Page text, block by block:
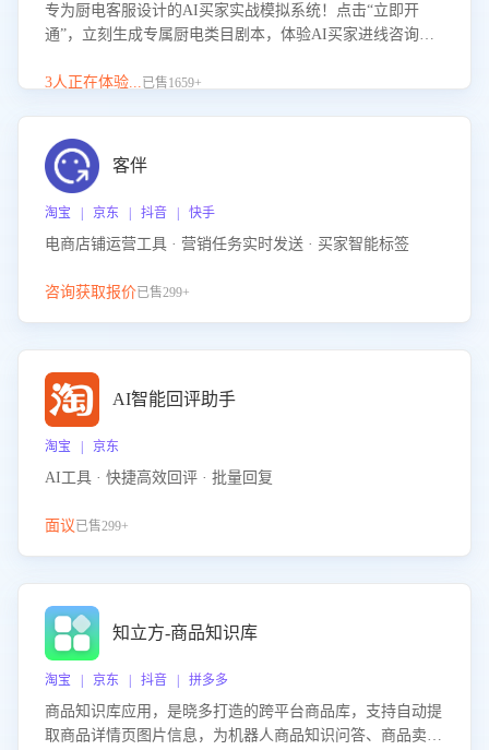
专为厨电客服设计的AI买家实战模拟系统！点击“立即开
通”，立刻生成专属厨电类目剧本，体验AI买家进线咨询真
实场景应对技巧！
3人正在体验...已售1659+
客伴
淘宝 | 京东 | 抖音 | 快手
电商店铺运营工具 · 营销任务实时发送 · 买家智能标签
咨询获取报价已售299+
AI智能回评助手
淘宝 | 京东
AI工具 · 快捷高效回评 · 批量回复
面议已售299+
知立方-商品知识库
淘宝 | 京东 | 抖音 | 拼多多
商品知识库应用，是晓多打造的跨平台商品库，支持自动提
取商品详情页图片信息，为机器人商品知识问答、商品卖点